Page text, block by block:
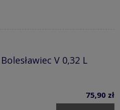
V 0,32 L
75,90 zł